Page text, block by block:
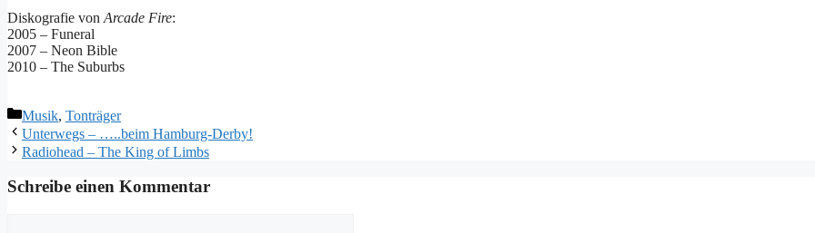
Diskografie von Arcade Fire:
2005 – Funeral
2007 – Neon Bible
2010 – The Suburbs
Kategorien
Musik, Tonträger
Unterwegs – …..beim Hamburg-Derby!
Radiohead – The King of Limbs
Schreibe einen Kommentar